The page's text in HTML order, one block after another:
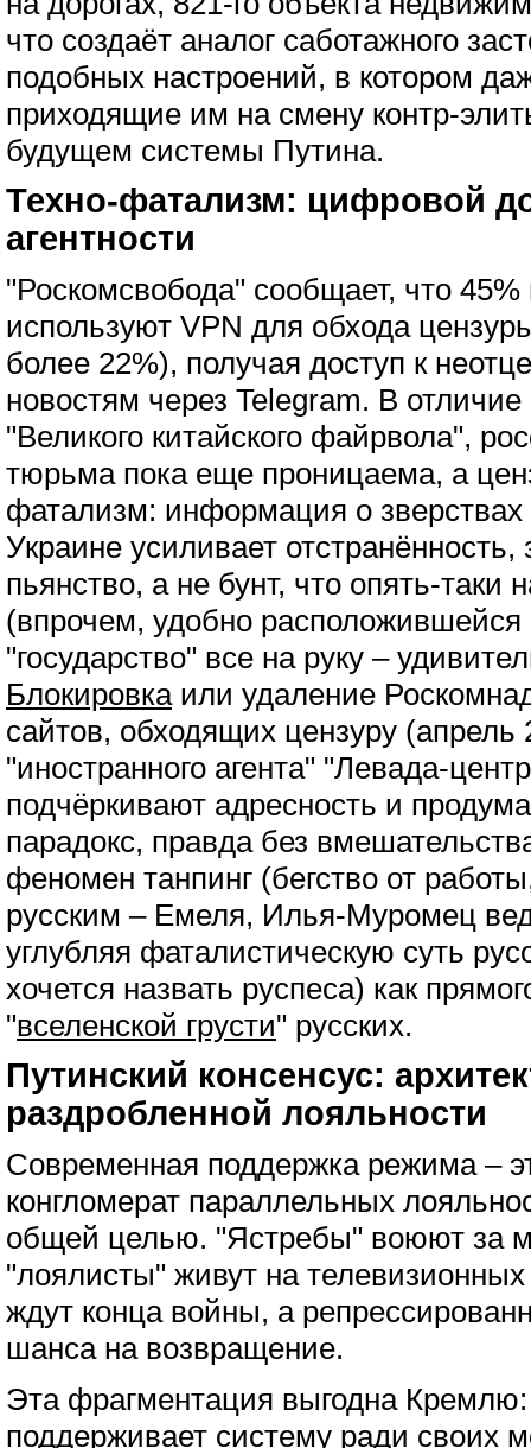
что создаёт аналог саботажного
подобных настроений, в котором
приходящие им на смену контр-
будущем системы Путина.
Техно-фатализм: цифровой
агентности
"Роскомсвобода" сообщает, что
используют VPN для обхода
более 22%), получая доступ к
новостям через Telegram. В отличие
"Великого китайского файрвола",
тюрьма пока еще проницаема, а
фатализм: информация о зверствах
Украине усиливает
пьянство, а не бунт, что опять-таки
(впрочем, удобно
"государство" все на руку –
Блокировкаили удаление
сайтов, обходящих цензуру (апрель
"иностранного агента" "Левада-
подчёркивают адресность и
парадокс, правда без
феномен танпинг (бегство от
русским – Емеля, Илья-Муромец
углубляя фаталистическую суть
хочется назвать руспеса) как
"вселенской грусти" русских.
Путинский консенсус:
раздробленной лояльности
Современная поддержка режима –
конгломерат параллельных
общей целью. "Ястребы" воюют за
"лоялисты" живут на
ждут конца войны, а
шанса на возвращение.
Эта фрагментация выгодна
поддерживает систему ради своих